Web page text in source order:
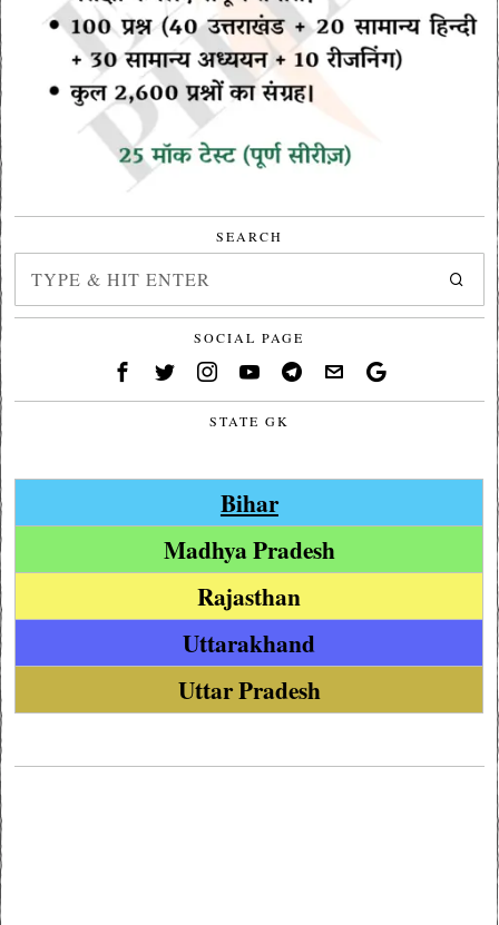
SEARCH
SOCIAL PAGE
STATE GK
Bihar
Madhya Pradesh
Rajasthan
Uttarakhand
Uttar Pradesh